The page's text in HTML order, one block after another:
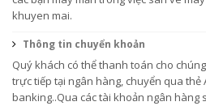
khuyen mai.
Thông tin chuyển khoản
Quý khách có thể thanh toán cho
trực tiếp tại ngân hàng, chuyển qua thẻ
banking..Qua các tài khoản ngân hàng